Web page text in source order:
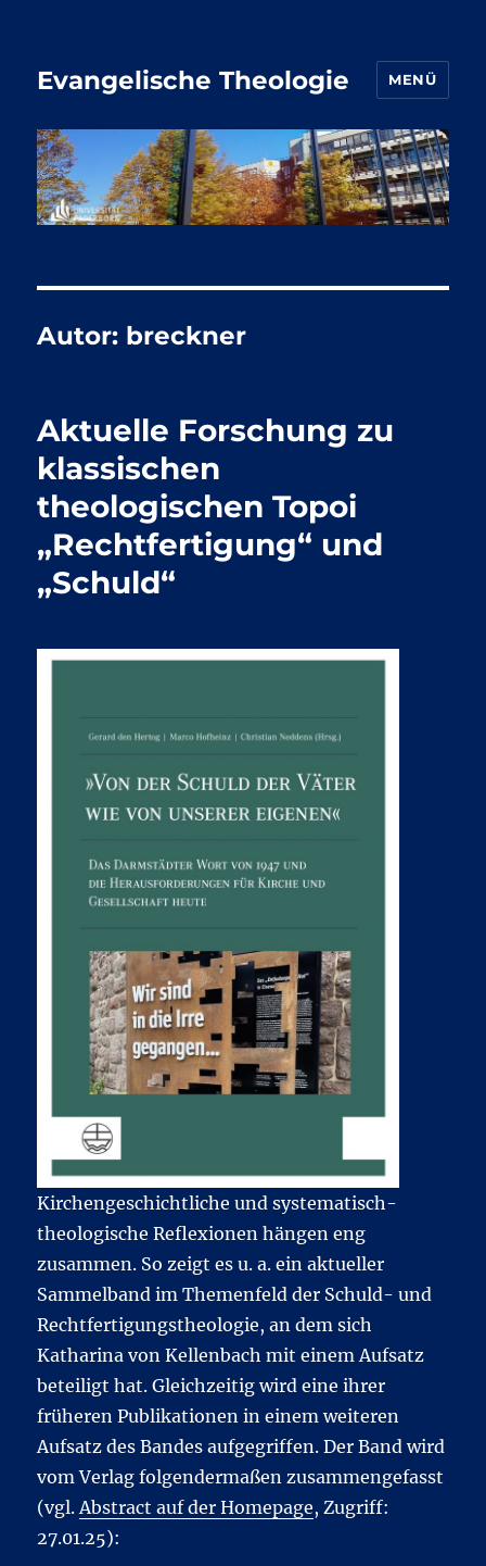
Evangelische Theologie MENÜ
Autor: breckner
Aktuelle Forschung zu
klassischen
theologischen Topoi
„Rechtfertigung“ und
„Schuld“
Kirchengeschichtliche und systematisch-
theologische Reflexionen hängen eng
zusammen. So zeigt es u. a. ein aktueller
Sammelband im Themenfeld der Schuld- und
Rechtfertigungstheologie, an dem sich
Katharina von Kellenbach mit einem Aufsatz
beteiligt hat. Gleichzeitig wird eine ihrer
früheren Publikationen in einem weiteren
Aufsatz des Bandes aufgegriffen. Der Band wird
vom Verlag folgendermaßen zusammengefasst
(vgl.Abstract auf der Homepage, Zugriff:
27.01.25):